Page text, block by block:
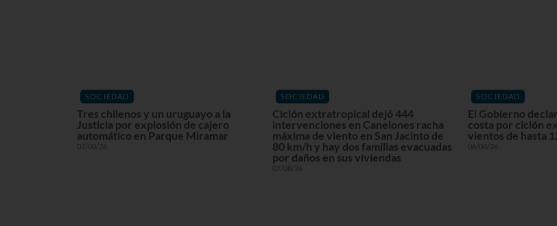
SOCIEDAD
Tres chilenos y un uruguayo a la
Justicia por explosión de cajero
automático en Parque Miramar
07/08/26
SOCIEDAD
Ciclón extratropical dejó 444
intervenciones en Canelones racha
máxima de viento en San Jacinto de
80 km/h y hay dos familias evacuadas
por daños en sus viviendas
07/08/26
SOCIEDAD
El Gobierno
costa por ciclón
vientos de hasta
06/08/26